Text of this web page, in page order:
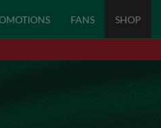
FANS SHOP